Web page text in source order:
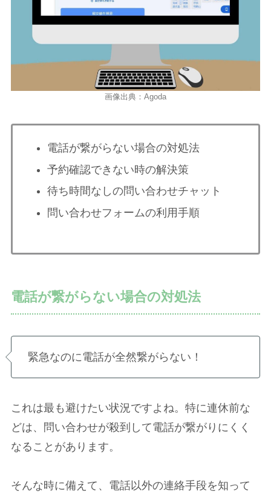
画像出典：Agoda
電話が繋がらない場合の対処法
予約確認できない時の解決策
待ち時間なしの問い合わせチャット
問い合わせフォームの利用手順
電話が繋がらない場合の対処法
緊急なのに電話が全然繋がらない！
これは最も避けたい状況ですよね。特に連休前な
どは、問い合わせが殺到して電話が繋がりにくく
なることがあります。
そんな時に備えて、電話以外の連絡手段を知って